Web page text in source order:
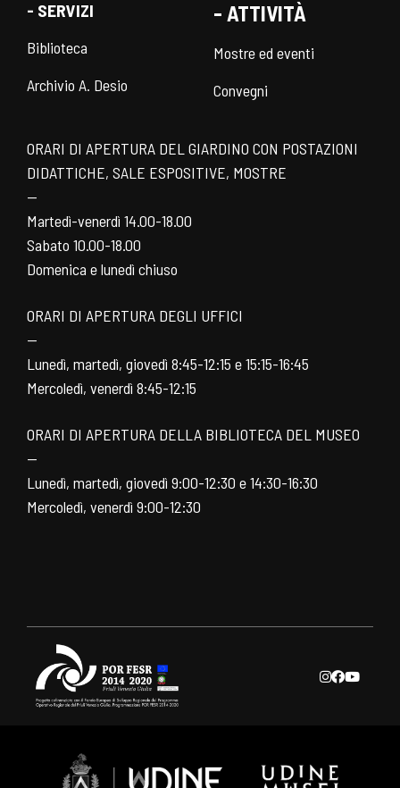
- SERVIZI
Biblioteca
Archivio A. Desio
- ATTIVITÀ
Mostre ed eventi
Convegni
ORARI DI APERTURA DEL GIARDINO CON POSTAZIONI
DIDATTICHE, SALE ESPOSITIVE, MOSTRE
—
Martedì-venerdì 14.00-18.00
Sabato 10.00-18.00
Domenica e lunedì chiuso
ORARI DI APERTURA DEGLI UFFICI
—
Lunedì, martedì, giovedì 8:45-12:15 e 15:15-16:45
Mercoledì, venerdì 8:45-12:15
ORARI DI APERTURA DELLA BIBLIOTECA DEL MUSEO
—
Lunedì, martedì, giovedì 9:00-12:30 e 14:30-16:30
Mercoledì, venerdì 9:00-12:30